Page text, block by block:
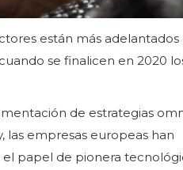
están más adelantados
se finalicen en 2020
de estrategias
las empresas europeas han
papel de pionera